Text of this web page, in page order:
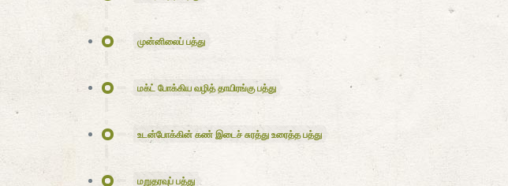
முன்னிலைப் பத்து
மக்ட் போக்கிய வழித் தாயிரங்கு பத்து
உடன்போக்கின் கண் இடைச் சுரத்து உரைத்த பத்து
மறுதரவுப் பத்து